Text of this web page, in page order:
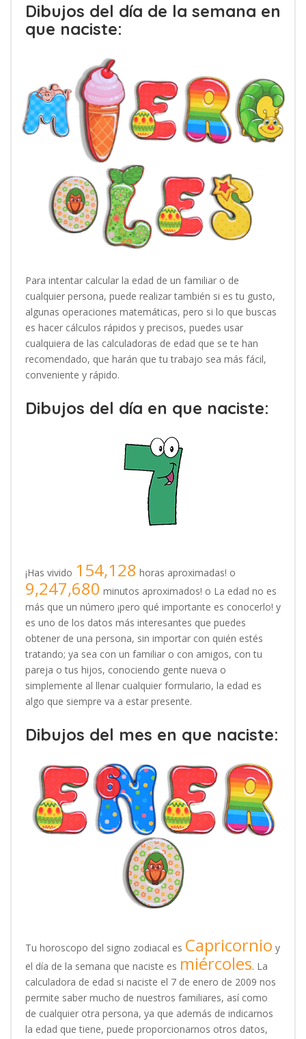
Dibujos del día de la semana en
que naciste:
Para intentar calcular la edad de un familiar o de
cualquier persona, puede realizar también si es tu gusto,
algunas operaciones matemáticas, pero si lo que buscas
es hacer cálculos rápidos y precisos, puedes usar
cualquiera de las calculadoras de edad que se te han
recomendado, que harán que tu trabajo sea más fácil,
conveniente y rápido.
Dibujos del día en que naciste:
¡Has vivido 154,128 horas aproximadas! o
9,247,680 minutos aproximados! o La edad no es
más que un número ¡pero qué importante es conocerlo! y
es uno de los datos más interesantes que puedes
obtener de una persona, sin importar con quién estés
tratando; ya sea con un familiar o con amigos, con tu
pareja o tus hijos, conociendo gente nueva o
simplemente al llenar cualquier formulario, la edad es
algo que siempre va a estar presente.
Dibujos del mes en que naciste:
Tu horoscopo del signo zodiacal es Capricornio y
el día de la semana que naciste es miércoles. La
calculadora de edad si naciste el 7 de enero de 2009 nos
permite saber mucho de nuestros familiares, así como
de cualquier otra persona, ya que además de indicarnos
la edad que tiene, puede proporcionarnos otros datos,